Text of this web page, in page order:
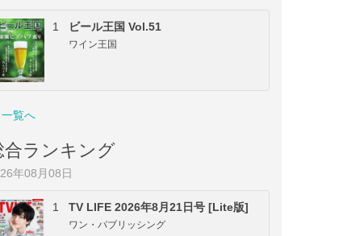
1 ビール王国 Vol.51
ワイン王国
一覧へ
合ランキング
年08月08日
1 TV LIFE 2026年8月21日号 [Lite版]
ワン・パブリッシング